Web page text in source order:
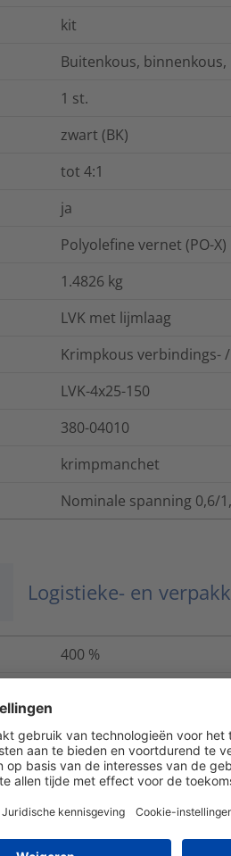
kit
Buitenkous,
1 st.
zwart (BK)
tot 4:1
ja
Polyolefine vernet (PO-X)
1.4826 kg
LVK met lijmlaag
Krimpkous verbindings-
LVK-4x25-150
380-04010
krimpmanchet
Nominale spanning 0,6/
Logistieke- en
400 %
20 kV/mm
ASTM D2671
-55 °C tot +110 °C
nee